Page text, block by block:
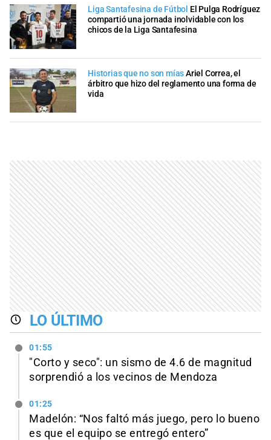
Liga Santafesina de Fútbol El Pulga Rodríguez
compartió una jornada inolvidable con los
chicos de la Liga Santafesina
Historias que no son míasAriel Correa, el
árbitro que hizo del reglamento una forma de
vida
LO ÚLTIMO
01:55
"Corto y seco": un sismo de 4.6 de magnitud
sorprendió a los vecinos de Mendoza
01:25
Madelón: “Nos faltó más juego, pero lo bueno
es que el equipo se entregó entero”